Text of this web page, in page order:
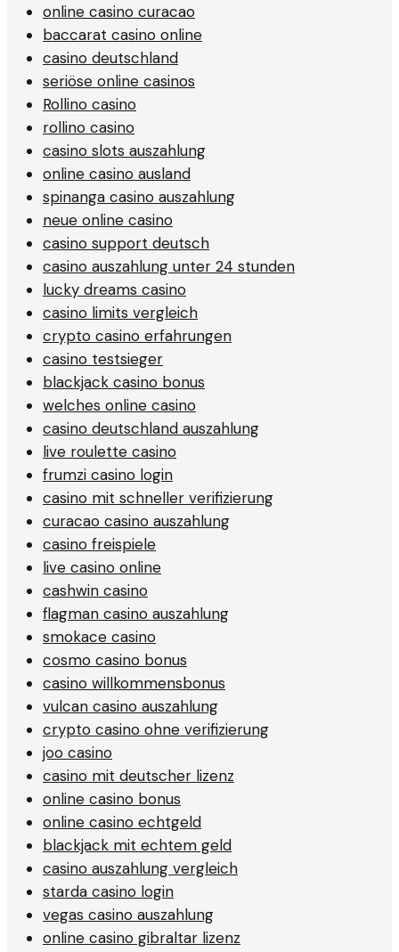
online casino curacao
baccarat casino online
casino deutschland
seriöse online casinos
Rollino casino
rollino casino
casino slots auszahlung
online casino ausland
spinanga casino auszahlung
neue online casino
casino support deutsch
casino auszahlung unter 24 stunden
lucky dreams casino
casino limits vergleich
crypto casino erfahrungen
casino testsieger
blackjack casino bonus
welches online casino
casino deutschland auszahlung
live roulette casino
frumzi casino login
casino mit schneller verifizierung
curacao casino auszahlung
casino freispiele
live casino online
cashwin casino
flagman casino auszahlung
smokace casino
cosmo casino bonus
casino willkommensbonus
vulcan casino auszahlung
crypto casino ohne verifizierung
joo casino
casino mit deutscher lizenz
online casino bonus
online casino echtgeld
blackjack mit echtem geld
casino auszahlung vergleich
starda casino login
vegas casino auszahlung
online casino gibraltar lizenz